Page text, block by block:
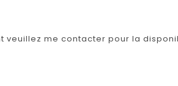
veuillez me contacter pour la